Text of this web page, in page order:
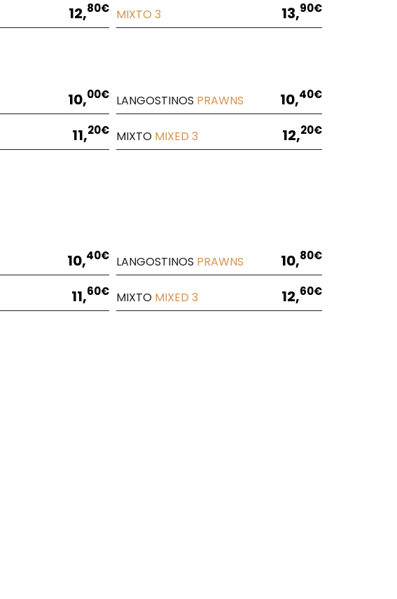
12,80€ MIXTO 3 13,90€
10,00€ LANGOSTINOS PRAWNS 10,40€
11,20€ MIXTO MIXED 3 12,20€
10,40€ LANGOSTINOS PRAWNS 10,80€
11,60€ MIXTO MIXED 3 12,60€